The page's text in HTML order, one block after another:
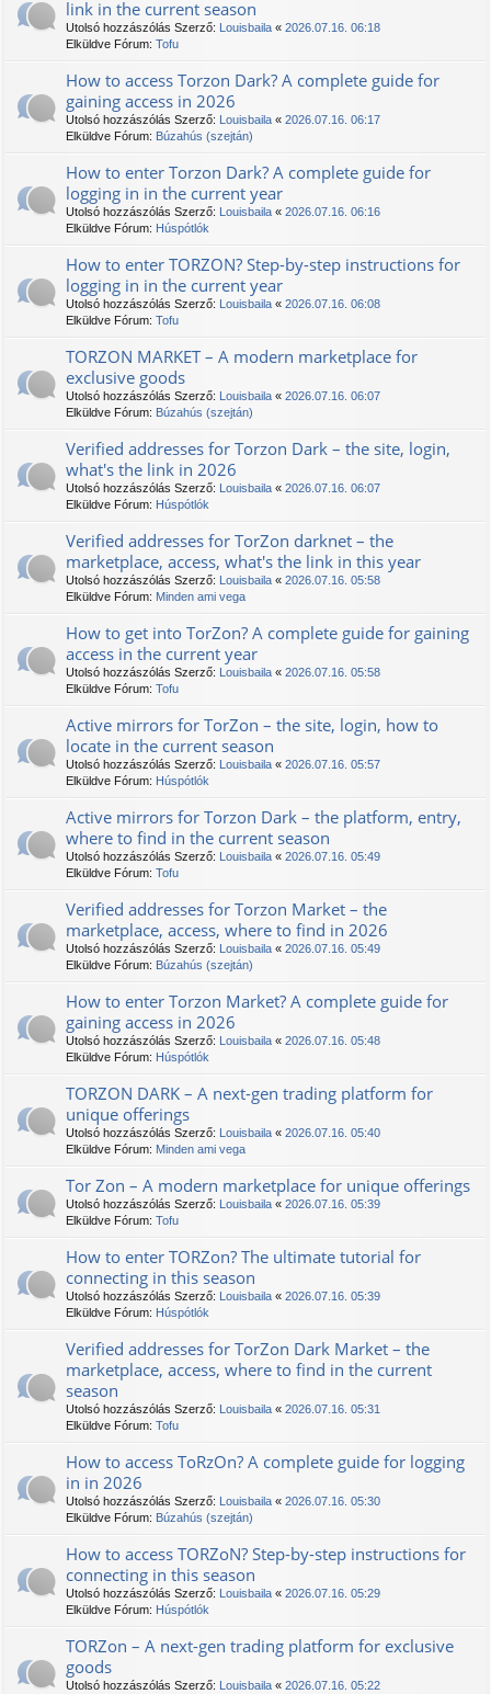
link in the current season
Utolsó hozzászólás Szerző: Louisbaila « 2026.07.16. 06:18
Elküldve Fórum: Tofu
How to access Torzon Dark? A complete guide for
gaining access in 2026
Utolsó hozzászólás Szerző: Louisbaila « 2026.07.16. 06:17
Elküldve Fórum: Búzahús (szejtán)
How to enter Torzon Dark? A complete guide for
logging in in the current year
Utolsó hozzászólás Szerző: Louisbaila « 2026.07.16. 06:16
Elküldve Fórum: Húspótlók
How to enter ТОRZON? Step-by-step instructions for
logging in in the current year
Utolsó hozzászólás Szerző: Louisbaila « 2026.07.16. 06:08
Elküldve Fórum: Tofu
TORZON MARKET – A modern marketplace for
exclusive goods
Utolsó hozzászólás Szerző: Louisbaila « 2026.07.16. 06:07
Elküldve Fórum: Búzahús (szejtán)
Verified addresses for Torzon Dark – the site, login,
what's the link in 2026
Utolsó hozzászólás Szerző: Louisbaila « 2026.07.16. 06:07
Elküldve Fórum: Húspótlók
Verified addresses for TorZon darknet – the
marketplace, access, what's the link in this year
Utolsó hozzászólás Szerző: Louisbaila « 2026.07.16. 05:58
Elküldve Fórum: Minden ami vega
How to get into TorZon? A complete guide for gaining
access in the current year
Utolsó hozzászólás Szerző: Louisbaila « 2026.07.16. 05:58
Elküldve Fórum: Tofu
Active mirrors for TorZon – the site, login, how to
locate in the current season
Utolsó hozzászólás Szerző: Louisbaila « 2026.07.16. 05:57
Elküldve Fórum: Húspótlók
Active mirrors for Torzon Dark – the platform, entry,
where to find in the current season
Utolsó hozzászólás Szerző: Louisbaila « 2026.07.16. 05:49
Elküldve Fórum: Tofu
Verified addresses for Torzon Market – the
marketplace, access, where to find in 2026
Utolsó hozzászólás Szerző: Louisbaila « 2026.07.16. 05:49
Elküldve Fórum: Búzahús (szejtán)
How to enter Torzon Market? A complete guide for
gaining access in 2026
Utolsó hozzászólás Szerző: Louisbaila « 2026.07.16. 05:48
Elküldve Fórum: Húspótlók
TORZON DARK – A next-gen trading platform for
unique offerings
Utolsó hozzászólás Szerző: Louisbaila « 2026.07.16. 05:40
Elküldve Fórum: Minden ami vega
Tor Zon – A modern marketplace for unique offerings
Utolsó hozzászólás Szerző: Louisbaila « 2026.07.16. 05:39
Elküldve Fórum: Tofu
How to enter TORZon? The ultimate tutorial for
connecting in this season
Utolsó hozzászólás Szerző: Louisbaila « 2026.07.16. 05:39
Elküldve Fórum: Húspótlók
Verified addresses for TorZon Dark Market – the
marketplace, access, where to find in the current
season
Utolsó hozzászólás Szerző: Louisbaila « 2026.07.16. 05:31
Elküldve Fórum: Tofu
How to access TоRzOn? A complete guide for logging
in in 2026
Utolsó hozzászólás Szerző: Louisbaila « 2026.07.16. 05:30
Elküldve Fórum: Búzahús (szejtán)
How to access TORZoN? Step-by-step instructions for
connecting in this season
Utolsó hozzászólás Szerző: Louisbaila « 2026.07.16. 05:29
Elküldve Fórum: Húspótlók
TORZon – A next-gen trading platform for exclusive
goods
Utolsó hozzászólás Szerző: Louisbaila « 2026.07.16. 05:22